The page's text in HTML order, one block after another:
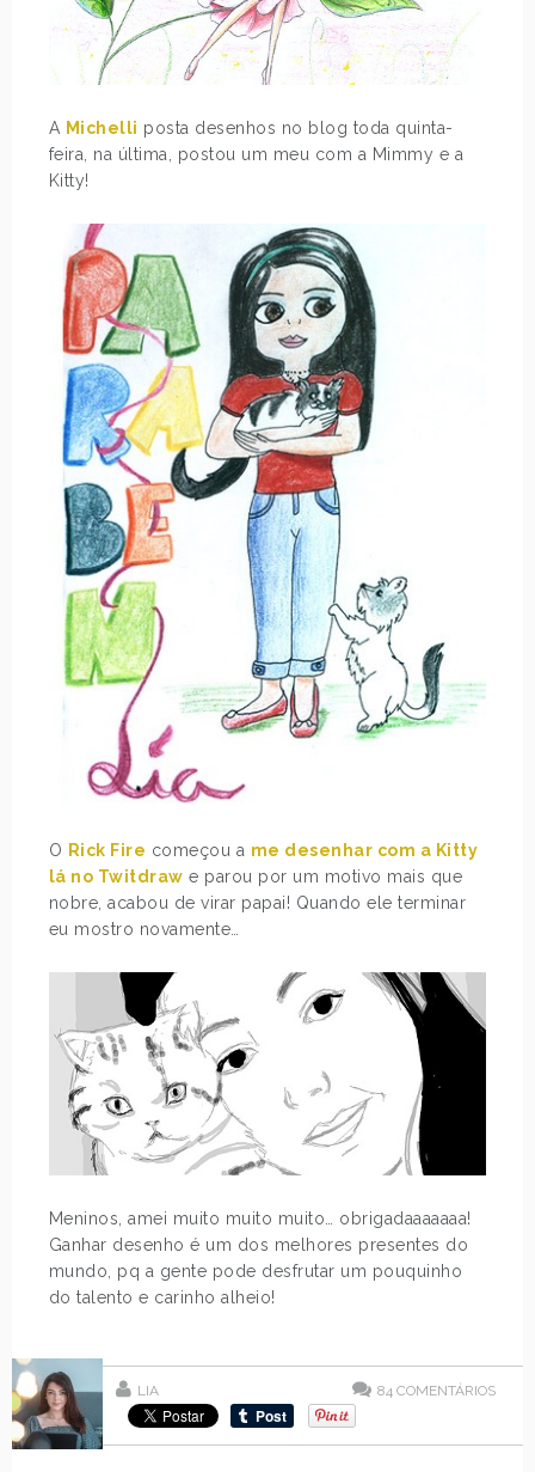
A Michelli posta desenhos no blog toda quinta-
feira, na última, postou um meu com a Mimmy e a
Kitty!
O Rick Fire começou a me desenhar com a Kitty
lá no Twitdraw e parou por um motivo mais que
nobre, acabou de virar papai! Quando ele terminar
eu mostro novamente…
Meninos, amei muito muito muito… obrigadaaaaaaa!
Ganhar desenho é um dos melhores presentes do
mundo, pq a gente pode desfrutar um pouquinho
do talento e carinho alheio!
LIA 84 COMENTÁRIOS